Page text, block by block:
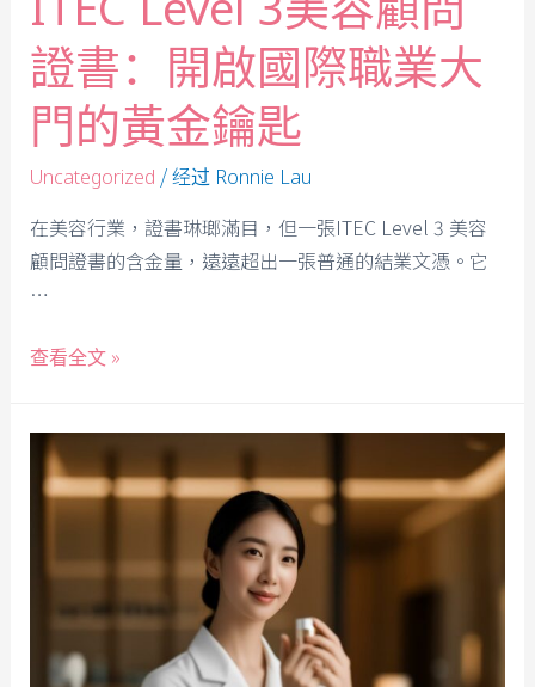
證書：開啟國際職業大
門的黃金鑰匙
Uncategorized / 经过 Ronnie Lau
在美容行業，證書琳瑯滿目，但一張ITEC Level 3 美容
顧問證書的含金量，遠遠超出一張普通的結業文憑。它
…
查看全文 »